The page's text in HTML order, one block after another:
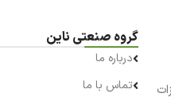
گروه صنعتی ناین
درباره ما
تماس با ما